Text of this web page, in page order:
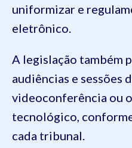
uniformizar e
eletrônico.
A legislação também
audiências e sessões
videoconferência ou
tecnológico,
cada tribunal.